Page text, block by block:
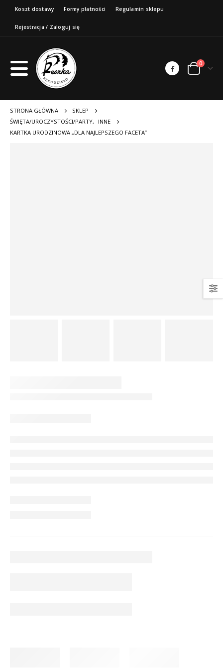
Koszt dostawy Formy płatności Regulamin sklepu
Rejestracja / Zaloguj się
0
STRONA GŁÓWNA
SKLEP
ŚWIĘTA/UROCZYSTOŚCI/PARTY,
INNE
KARTKA URODZINOWA „DLA NAJLEPSZEGO FACETA”